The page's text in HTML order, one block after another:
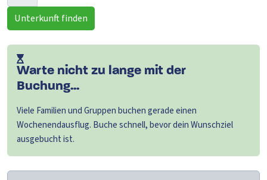
Unterkunft finden
Warte nicht zu lange mit der
Buchung...
Viele Familien und Gruppen buchen gerade einen
Wochenendausflug. Buche schnell, bevor dein Wunschziel
ausgebucht ist.